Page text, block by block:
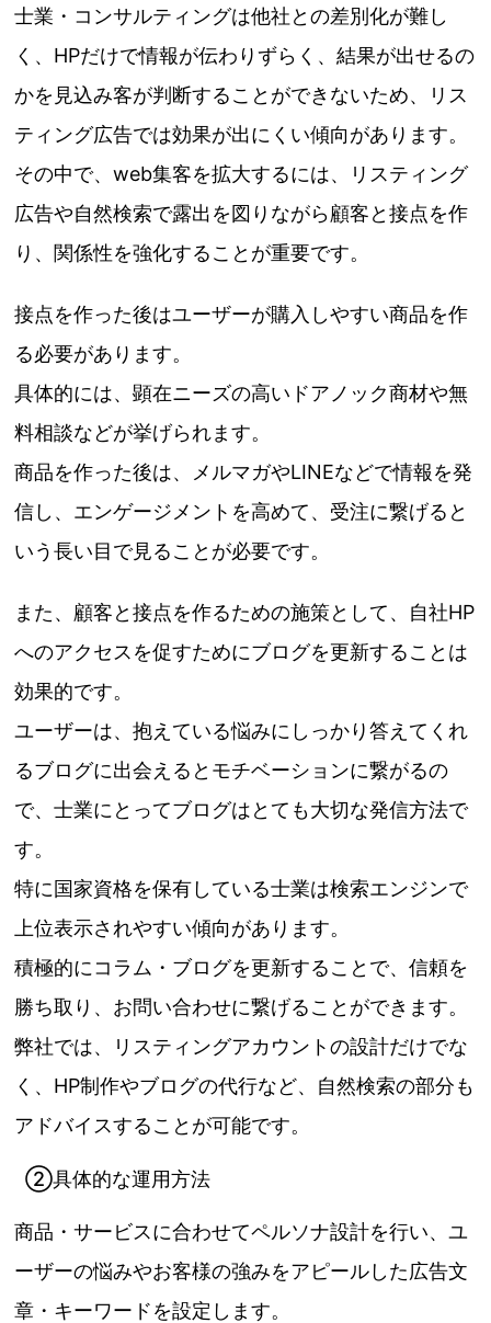
士業・コンサルティングは他社との差別化が難し
く、HPだけで情報が伝わりずらく、結果が出せるの
かを見込み客が判断することができないため、リス
ティング広告では効果が出にくい傾向があります。
その中で、web集客を拡大するには、リスティング
広告や自然検索で露出を図りながら顧客と接点を作
り、関係性を強化することが重要です。
接点を作った後はユーザーが購入しやすい商品を作
る必要があります。
具体的には、顕在ニーズの高いドアノック商材や無
料相談などが挙げられます。
商品を作った後は、メルマガやLINEなどで情報を発
信し、エンゲージメントを高めて、受注に繋げると
いう長い目で見ることが必要です。
また、顧客と接点を作るための施策として、自社HP
へのアクセスを促すためにブログを更新することは
効果的です。
ユーザーは、抱えている悩みにしっかり答えてくれ
るブログに出会えるとモチベーションに繋がるの
で、士業にとってブログはとても大切な発信方法で
す。
特に国家資格を保有している士業は検索エンジンで
上位表示されやすい傾向があります。
積極的にコラム・ブログを更新することで、信頼を
勝ち取り、お問い合わせに繋げることができます。
弊社では、リスティングアカウントの設計だけでな
く、HP制作やブログの代行など、自然検索の部分も
アドバイスすることが可能です。
②具体的な運用方法
商品・サービスに合わせてペルソナ設計を行い、ユ
ーザーの悩みやお客様の強みをアピールした広告文
章・キーワードを設定します。